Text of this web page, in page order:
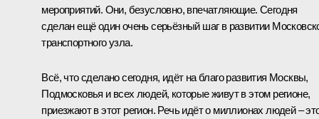
мероприятий. Они, безусловно, впечатляющие. Сегодня
сделан ещё один очень серьёзный шаг в развитии
транспортного узла.
Всё, что сделано сегодня, идёт на благо развития Москвы,
Подмосковья и всех людей, которые живут в этом регионе,
приезжают в этот регион. Речь идёт о миллионах людей –